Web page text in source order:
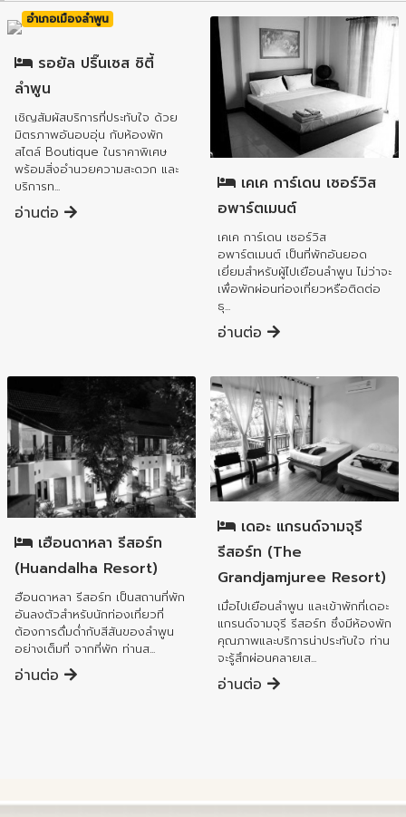
อำเภอเมืองลำพูน
รอยัล ปริ๊นเซส ซิตี้
ลำพูน
เชิญสัมผัสบริการที่ประทับใจ ด้วย
มิตรภาพอันอบอุ่น กับห้องพัก
สไตล์ Boutique ในราคาพิเศษ
พร้อมสิ่งอำนวยความสะดวก และ
บริการท...
อ่านต่อ
อำเภอเมืองลำพูน
เคเค การ์เดน เซอร์วิส
อพาร์ตเมนต์
เคเค การ์เดน เซอร์วิส
อพาร์ตเมนต์ เป็นที่พักอันยอด
เยี่ยมสำหรับผู้ไปเยือนลำพูน ไม่ว่าจะ
เพื่อพักผ่อนท่องเที่ยวหรือติดต่อ
ธุ...
อ่านต่อ
อำเภอเมืองลำพูน
เฮือนดาหลา รีสอร์ท
(Huandalha Resort)
ฮือนดาหลา รีสอร์ท เป็นสถานที่พัก
อันลงตัวสำหรับนักท่องเที่ยวที่
ต้องการดื่มด่ำกับสีสันของลำพูน
อย่างเต็มที่ จากที่พัก ท่านส...
อ่านต่อ
อำเภอเมืองลำพูน
เดอะ แกรนด์จามจุรี
รีสอร์ท (The
Grandjamjuree Resort)
เมื่อไปเยือนลำพูน และเข้าพักที่เดอะ
แกรนด์จามจุรี รีสอร์ท ซึ่งมีห้องพัก
คุณภาพและบริการน่าประทับใจ ท่าน
จะรู้สึกผ่อนคลายเส...
อ่านต่อ